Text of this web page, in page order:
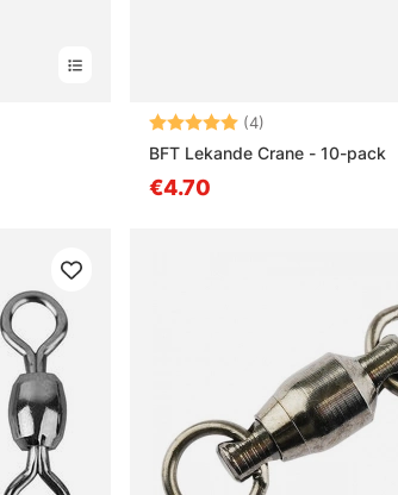
Note: (4)
BFT Lekande Crane - 10-pack
€4.70